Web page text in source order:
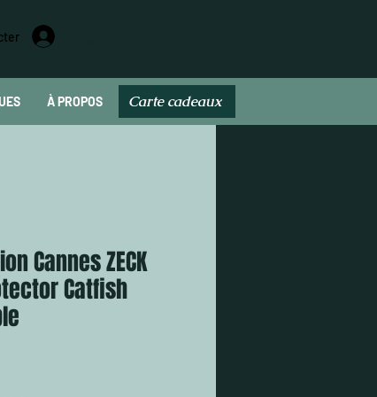
À PROPOS Carte cadeau
Carte cadeaux
Cannes ZECK
Catfish